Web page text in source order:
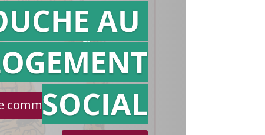
en
référé
communiqué de presse
AU
SOCIAL